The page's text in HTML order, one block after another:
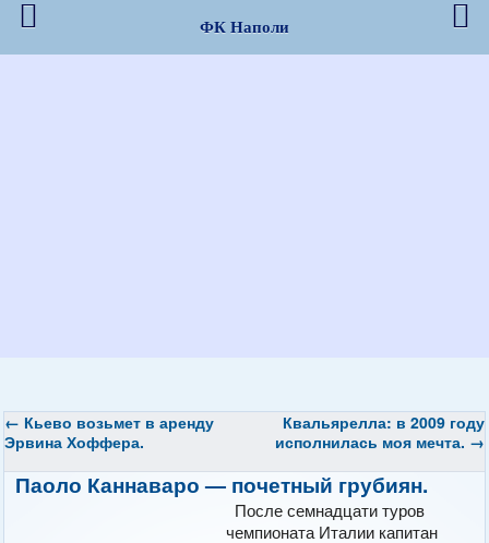
← Кьево возьмет в аренду
Эрвина Хоффера.
Квальярелла: в 2009 году
исполнилась моя мечта. →
Паоло Каннаваро — почетный грубиян.
После семнадцати туров
чемпионата Италии капитан
ФК Наполи